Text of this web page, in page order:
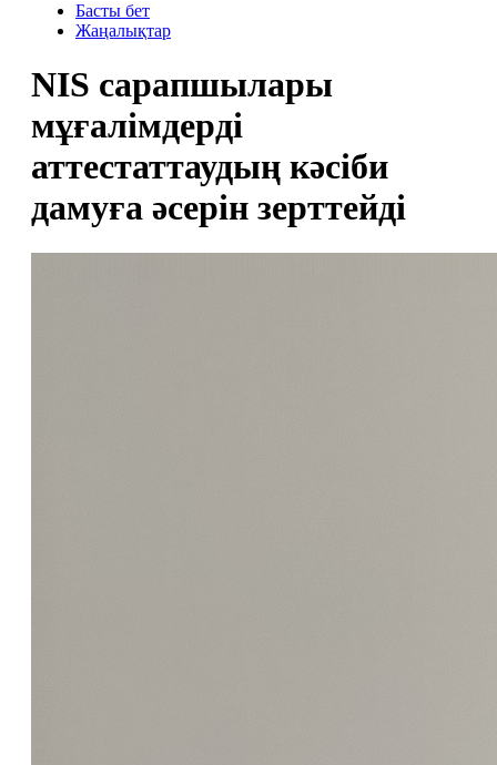
Басты бет
Жаңалықтар
NIS сарапшылары
мұғалімдерді
аттестаттаудың кәсіби
дамуға әсерін зерттейді